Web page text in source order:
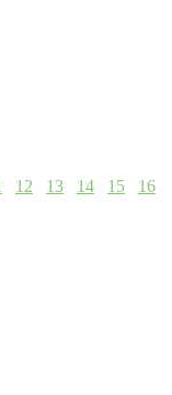
12 13 14 15
16